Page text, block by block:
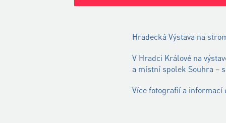
Hradecká Výstava na
V Hradci Králové na
a místní spolek Souhra –
Více fotografií a informací